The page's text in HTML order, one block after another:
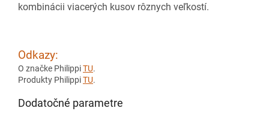
kombinácii viacerých kusov rôznych veľkostí.
Odkazy:
O značke PhilippiTU.
Produkty PhilippiTU.
Dodatočné parametre